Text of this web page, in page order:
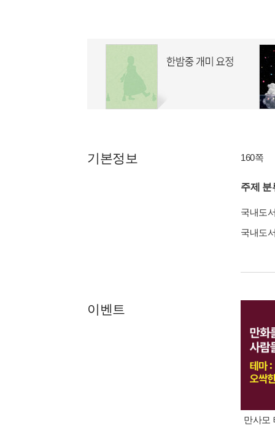
기본정보 160쪽
주제 분
국내도
국내도
이벤트
만사모